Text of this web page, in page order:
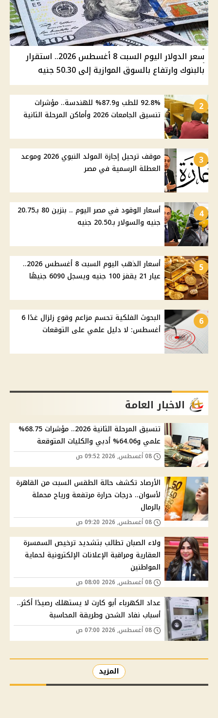
سعر الدولار اليوم السبت 8 أغسطس 2026.. استقرار
بالبنوك وارتفاع بالسوق الموازية إلى 50.30 جنيه
2
92.8% للطب و87.9% للهندسة.. مؤشرات
تنسيق الجامعات 2026 وأماكن المرحلة الثانية
3
موقف ترحيل إجازة المولد النبوي 2026 وموعد
العطلة الرسمية في مصر
4
أسعار الوقود في مصر اليوم .. بنزين 80 بـ20.75
جنيه والسولار بـ20.50 جنيه
5
أسعار الذهب اليوم السبت 8 أغسطس 2026..
عيار 21 يقفز 100 جنيه ويسجل 6090 جنيهًا
6
البحوث الفلكية تحسم مزاعم وقوع زلزال غدًا 6
أغسطس: لا دليل علمي على التوقعات
الاخبار العامة
تنسيق المرحلة الثانية 2026.. مؤشرات 68.75%
علمي و64.06% أدبي والكليات المتوقعة
الأرصاد تكشف حالة الطقس السبت من القاهرة
لأسوان.. درجات حرارة مرتفعة ورياح محملة
بالرمال
ولاء الصبان تطالب بتشديد ترخيص السمسرة
العقارية ومراقبة الإعلانات الإلكترونية لحماية
المواطنين
عداد الكهرباء أبو كارت لا يستهلك رصيدًا أكثر..
أسباب نفاد الشحن وطريقة المحاسبة
المزيد